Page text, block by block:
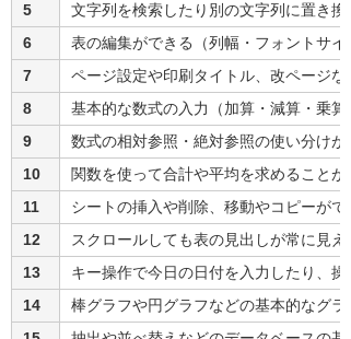
5
文字列を検索したり別の文字列に置き換
6
表の編集ができる（列幅・フォントサ
7
ページ設定や印刷タイトル、改ページ
8
基本的な数式の入力（加算・減算・乗算
9
数式の相対参照・絶対参照の使い分けが
10
関数を使って合計や平均を求めることが
11
シートの挿入や削除、移動やコピーがで
12
スクロールしても表の見出しが常に見え
13
キー操作で今日の日付を入力したり、
14
棒グラフや円グラフなどの基本的なグラ